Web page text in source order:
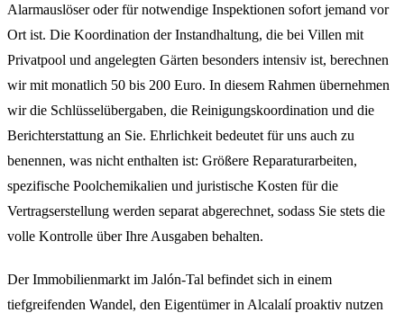
Alarmauslöser oder für notwendige Inspektionen sofort jemand vor
Ort ist. Die Koordination der Instandhaltung, die bei Villen mit
Privatpool und angelegten Gärten besonders intensiv ist, berechnen
wir mit monatlich 50 bis 200 Euro. In diesem Rahmen übernehmen
wir die Schlüsselübergaben, die Reinigungskoordination und die
Berichterstattung an Sie. Ehrlichkeit bedeutet für uns auch zu
benennen, was nicht enthalten ist: Größere Reparaturarbeiten,
spezifische Poolchemikalien und juristische Kosten für die
Vertragserstellung werden separat abgerechnet, sodass Sie stets die
volle Kontrolle über Ihre Ausgaben behalten.
Der Immobilienmarkt im Jalón-Tal befindet sich in einem
tiefgreifenden Wandel, den Eigentümer in Alcalalí proaktiv nutzen